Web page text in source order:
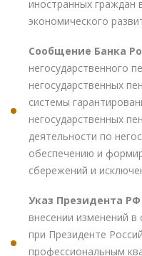
иностранных граждан
экономического
Сообщение Банка
негосударственного
негосударственных
системы
негосударственных
деятельности по
обеспечению и
сбережений и
Указ Президента РФ
внесении изменений
при Президенте
профессиональным